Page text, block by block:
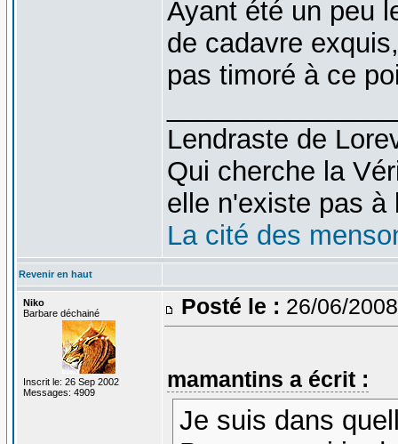
Ayant été un peu
de cadavre
pas timoré à ce
Lendraste de
Qui cherche la
elle n'existe pas à
La cité des
Revenir en haut
Niko
Barbare déchainé
Inscrit le: 26 Sep 2002
Messages: 4909
Posté le : 26/06/
mamantins a écrit :
Je suis dans